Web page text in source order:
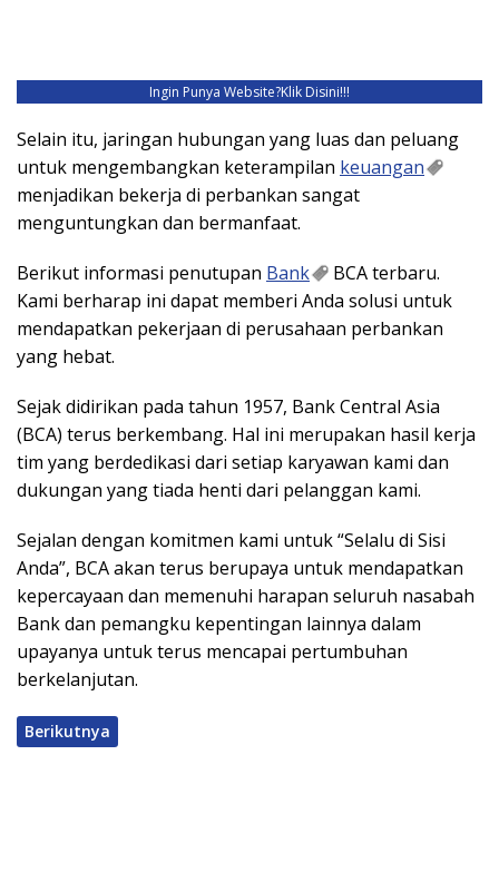
Ingin Punya Website?Klik Disini!!!
Selain itu, jaringan hubungan yang luas dan peluang
untuk mengembangkan keterampilan keuangan
menjadikan bekerja di perbankan sangat
menguntungkan dan bermanfaat.
Berikut informasi penutupan Bank
BCA terbaru.
Kami berharap ini dapat memberi Anda solusi untuk
mendapatkan pekerjaan di perusahaan perbankan
yang hebat.
Sejak didirikan pada tahun 1957, Bank Central Asia
(BCA) terus berkembang. Hal ini merupakan hasil kerja
tim yang berdedikasi dari setiap karyawan kami dan
dukungan yang tiada henti dari pelanggan kami.
Sejalan dengan komitmen kami untuk “Selalu di Sisi
Anda”, BCA akan terus berupaya untuk mendapatkan
kepercayaan dan memenuhi harapan seluruh nasabah
Bank dan pemangku kepentingan lainnya dalam
upayanya untuk terus mencapai pertumbuhan
berkelanjutan.
Berikutnya